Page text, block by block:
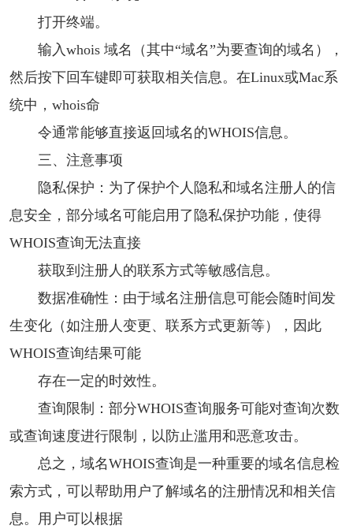
打开终端。
输入whois 域名（其中“域名”为要查询的域名），
然后按下回车键即可获取相关信息。在Linux或Mac系
统中，whois命
令通常能够直接返回域名的WHOIS信息。
三、注意事项
隐私保护：为了保护个人隐私和域名注册人的信
息安全，部分域名可能启用了隐私保护功能，使得
WHOIS查询无法直接
获取到注册人的联系方式等敏感信息。
数据准确性：由于域名注册信息可能会随时间发
生变化（如注册人变更、联系方式更新等），因此
WHOIS查询结果可能
存在一定的时效性。
查询限制：部分WHOIS查询服务可能对查询次数
或查询速度进行限制，以防止滥用和恶意攻击。
总之，域名WHOIS查询是一种重要的域名信息检
索方式，可以帮助用户了解域名的注册情况和相关信
息。用户可以根据